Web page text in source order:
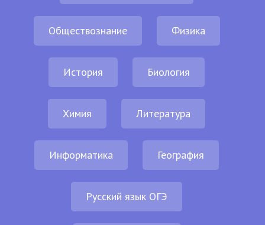
Обществознание Физика
История Биология
Химия Литература
Информатика География
Русский язык ОГЭ